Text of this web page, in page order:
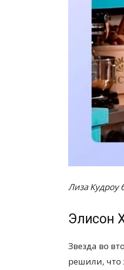
Лиза Кудроу
Элисон
Звезда во
решили, что